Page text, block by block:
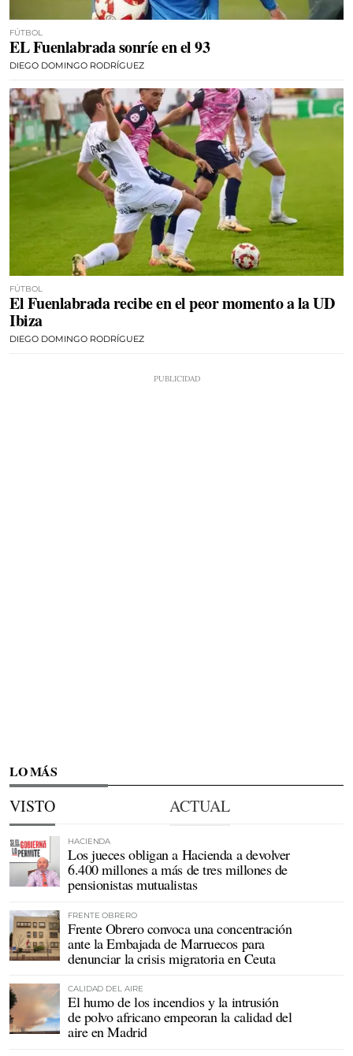
FÚTBOL
EL Fuenlabrada sonríe en el 93
DIEGO DOMINGO RODRÍGUEZ
FÚTBOL
El Fuenlabrada recibe en el peor momento a la UD
Ibiza
DIEGO DOMINGO RODRÍGUEZ
LO MÁS
VISTO ACTUAL
HACIENDA
Los jueces obligan a Hacienda a devolver
6.400 millones a más de tres millones de
pensionistas mutualistas
FRENTE OBRERO
Frente Obrero convoca una concentración
ante la Embajada de Marruecos para
denunciar la crisis migratoria en Ceuta
CALIDAD DEL AIRE
El humo de los incendios y la intrusión
de polvo africano empeoran la calidad del
aire en Madrid